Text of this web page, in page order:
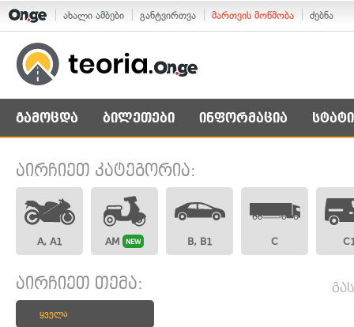
ახალი ამბები განტვირთვა მართვის მოწმობა ძებნა
გამოცდა ბილეთები ინფორმაცია
აირჩიეთ კატეგორია:
A, A1 AM NEW B, B1 C
აირჩიეთ თემა:
ყველა